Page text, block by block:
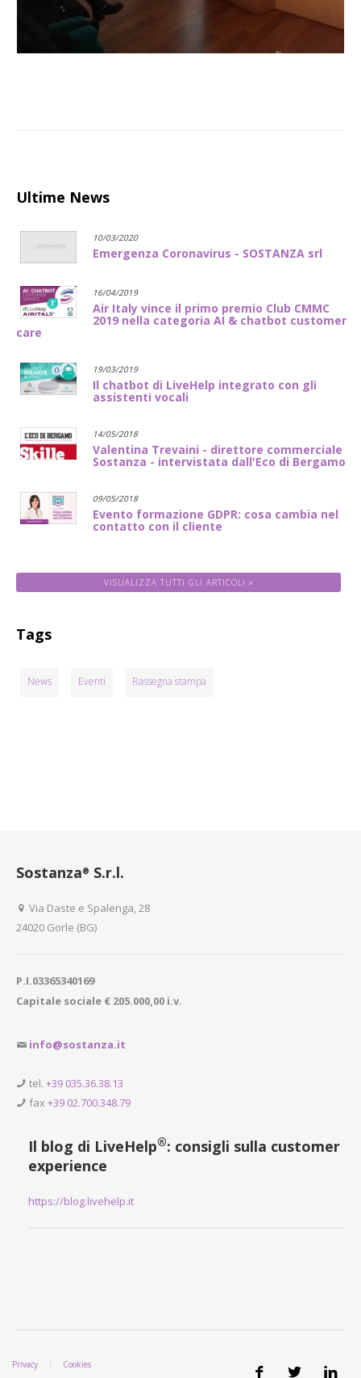
Ultime News
10/03/2020
Emergenza Coronavirus - SOSTANZA srl
16/04/2019
Air Italy vince il primo premio Club CMMC
2019 nella categoria AI & chatbot customer
care
19/03/2019
Il chatbot di LiveHelp integrato con gli
assistenti vocali
14/05/2018
Valentina Trevaini - direttore commerciale
Sostanza - intervistata dall'Eco di Bergamo
09/05/2018
Evento formazione GDPR: cosa cambia nel
contatto con il cliente
VISUALIZZA TUTTI GLI ARTICOLI »
Tags
News Eventi Rassegna stampa
Sostanza® S.r.l.
Via Daste e Spalenga, 28
24020 Gorle (BG)
P.I.03365340169
Capitale sociale € 205.000,00 i.v.
info@sostanza.it
tel. +39 035.36.38.13
fax+39 02.700.348.79
Il blog di LiveHelp®: consigli sulla customer
experience
https://blog.livehelp.it
Privacy |
Cookies